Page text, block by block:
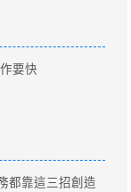
要快
都靠這三招創造